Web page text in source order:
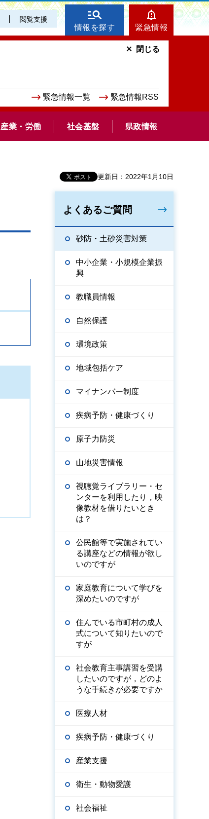
閲覧支援
情報を探す 緊急情報
緊急情報一覧 緊急情報RSS
閉じる
産業・労働 社会基盤 県政情報
更新日：2022年1月10日
よくあるご質問
砂防・土砂災害対策
中小企業・小規模企業振
興
教職員情報
自然保護
環境政策
地域包括ケア
マイナンバー制度
疾病予防・健康づくり
原子力防災
山地災害情報
視聴覚ライブラリー・セ
ンターを利用したり，映
像教材を借りたいとき
は？
公民館等で実施されてい
る講座などの情報が欲し
いのですが
家庭教育について学びを
深めたいのですが
住んでいる市町村の成人
式について知りたいので
すが
社会教育主事講習を受講
したいのですが，どのよ
うな手続きが必要ですか
医療人材
疾病予防・健康づくり
産業支援
衛生・動物愛護
社会福祉